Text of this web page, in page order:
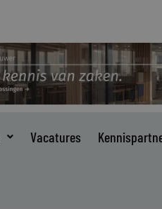
Vacatures